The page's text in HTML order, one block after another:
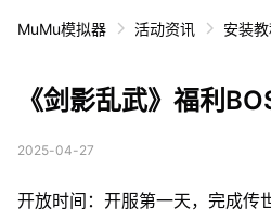
MuMu模拟器 活动资讯 安装
《剑影乱武》福利
2025-04-27
开放时间：开服第一天，完成传